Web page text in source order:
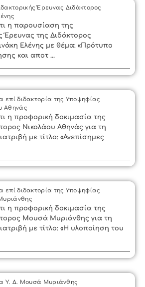
Έρευνας Διδάκτορος
η παρουσίαση της
Έρευνας της Διδάκτορος
Ελένης με θέμα: «Πρότυπο
και αποτ ...
επί διδακτορία της Υποψηφίας
Αθηνάς
η προφορική δοκιμασία της
Νικολάου Αθηνάς για τη
με τίτλο: «Ανεπίσημες
επί διδακτορία της Υποψηφίας
η προφορική δοκιμασία της
Μουσά Μυριάνθης για τη
με τίτλο: «Η υλοποίηση του
Υ. Δ. Μουσά Μυριάνθης